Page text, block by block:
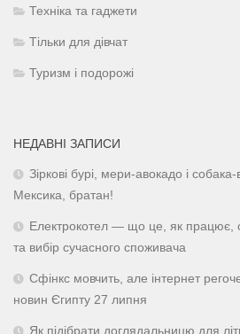
Техніка та гаджети
Тільки для дівчат
Туризм і подорожі
НЕДАВНІ ЗАПИСИ
Зіркові бурі, мери-авокадо і
Мексика, братан!
Електрокотел — що це, як працює,
та вибір сучасного споживача
Сфінкс мовчить, але інтернет
новин Єгипту 27 липня
Як підібрати доглядальницю для